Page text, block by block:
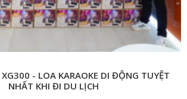
XG300 - LOA KARAOKE DI ĐỘNG TUYỆT
NHẤT KHI ĐI DU LỊCH